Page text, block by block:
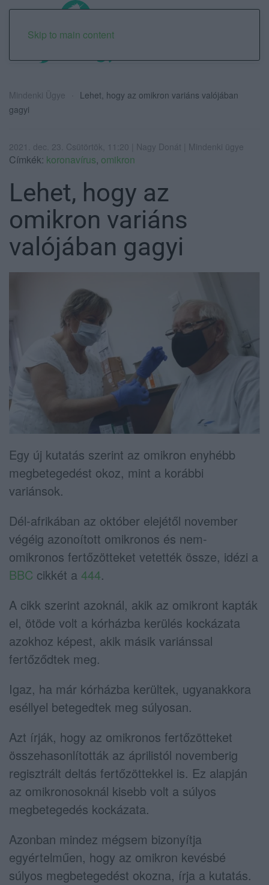
Skip to main content
Mindenki Ügye
Lehet, hogy az omikron variáns valójában
gagyi
2021. dec. 23. Csütörtök, 11:20 | Nagy Donát | Mindenki ügye
Címkék: koronavírus, omikron
Lehet, hogy az
omikron variáns
valójában gagyi
Egy új kutatás szerint az omikron enyhébb
megbetegedést okoz, mint a korábbi
variánsok.
Dél-afrikában az október elejétől november
végéig azonoított omikronos és nem-
omikronos fertőzötteket vetették össze, idézi a
BBC cikkét a 444.
A cikk szerint azoknál, akik az omikront kapták
el, ötöde volt a kórházba kerülés kockázata
azokhoz képest, akik másik variánssal
fertőződtek meg.
Igaz, ha már kórházba kerültek, ugyanakkora
eséllyel betegedtek meg súlyosan.
Azt írják, hogy az omikronos fertőzötteket
összehasonlították az áprilistól novemberig
regisztrált deltás fertőzöttekkel is. Ez alapján
az omikronosoknál kisebb volt a súlyos
megbetegedés kockázata.
Azonban mindez mégsem bizonyítja
egyértelműen, hogy az omikron kevésbé
súlyos megbetegedést okozna, írja a kutatás.